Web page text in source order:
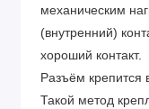
механическим
(внутренний)
хороший контакт.
Разъём крепится
Такой метод